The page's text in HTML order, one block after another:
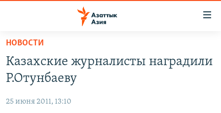
Вернуться
основному
содержанию
Вернутся
КАЗАХСТАН
УЗБЕКИСТАН
ВОЙНА В УКРАИНЕ
НА ДРУГИХ ЯЗЫКАХ
НОВОСТИ
Казахские журналисты наградили
Р.Отунбаеву
25 июня 2011, 13:10